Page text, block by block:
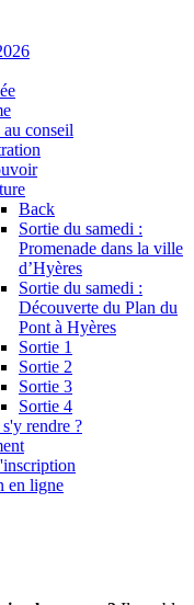
conseil
Back
Sortie du samedi :
Promenade dans la ville
d’Hyères
Sortie du samedi :
Découverte du Plan du
Pont à Hyères
Sortie 1
Sortie 2
Sortie 3
Sortie 4
rendre ?
en ligne